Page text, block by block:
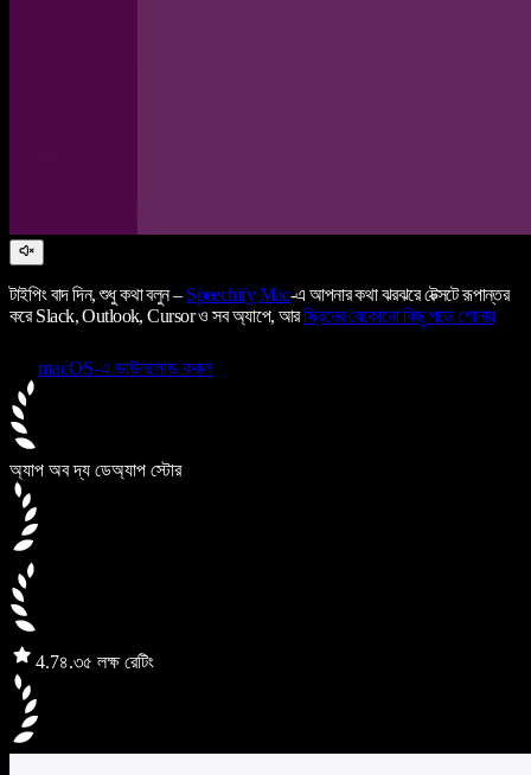
টাইপিং বাদ দিন, শুধু কথা বলুন – Speechify Mac-এ আপনার কথা ঝরঝরে টেক্সটে রূপান্তর
করে Slack, Outlook, Cursor ও সব অ্যাপে, আরস্ক্রিনের যেকোনো কিছু পড়ে শোনায়
macOS-এ ডাউনলোড করুন
অ্যাপ অব দ্য ডেঅ্যাপ স্টোর
4.7৪.৩৫ লক্ষ রেটিং